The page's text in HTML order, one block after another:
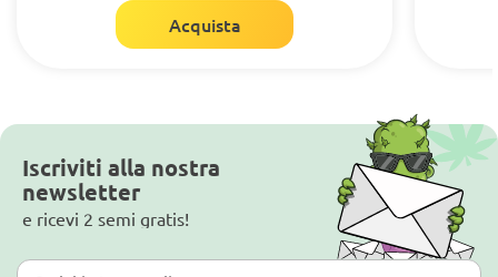
Acquista
Iscriviti alla nostra
newsletter
e ricevi 2 semi gratis!